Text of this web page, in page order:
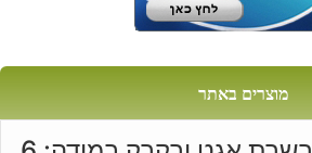
מוצרים באתר